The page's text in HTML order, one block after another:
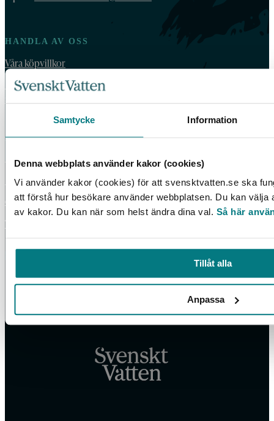
Samtycke Information
Denna webbplats använder kakor (cookies)
Vi använder kakor (cookies) för att svensktvatten.se ska
att förstå hur besökare använder webbplatsen. Du kan välja
av kakor. Du kan när som helst ändra dina val. Så här
Tillåt alla
Anpassa
HANDLA AV OSS
Våra köpvillkor
For orders outside Sweden and Norway, please order by email:
Vattenbokhandeln ägs och drivs av Svenskt Vatten.
Vi behandlar dina personuppgifter enligt Svenskt Vattens
dataskyddspolicy.
Tillgänglighetsredogörelse